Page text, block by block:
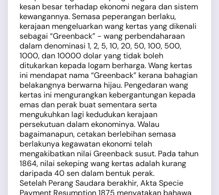
kesan besar terhadap ekonomi negara dan sistem
kewangannya. Semasa peperangan berlaku,
kerajaan mengeluarkan wang kertas yang dikenali
sebagai “Greenback” - wang perbendaharaan
dalam denominasi 1, 2, 5, 10, 20, 50, 100, 500,
1000, dan 10000 dolar yang tidak boleh
ditukarkan kepada logam berharga. Wang kertas
ini mendapat nama “Greenback” kerana bahagian
belakangnya berwarna hijau. Pengedaran wang
kertas ini mengurangkan kebergantungan kepada
emas dan perak buat sementara serta
mengukuhkan lagi kedudukan kerajaan
persekutuan dalam ekonominya. Walau
bagaimanapun, cetakan berlebihan semasa
berlakunya kegawatan ekonomi telah
mengakibatkan nilai Greenback susut. Pada tahun
1864, nilai sekeping wang kertas adalah kurang
daripada 40 sen dalam bentuk perak.
Setelah Perang Saudara berakhir, Akta Specie
Payment Resumption 1875 menyatakan bahawa